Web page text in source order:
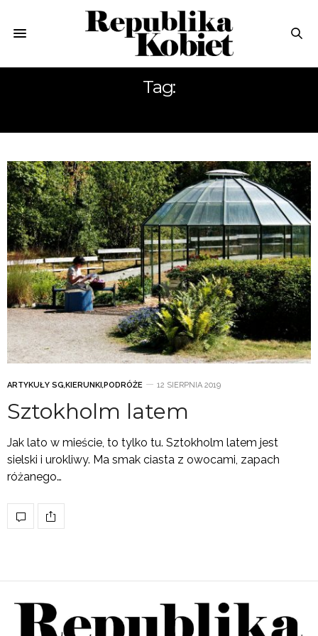
Tag:
ARTYKUŁY SG,KIERUNKI ,PODRÓŻE 12 SIERPNIA 2019
Sztokholm latem
Jak lato w mieście, to tylko tu. Sztokholm latem jest
sielski i urokliwy. Ma smak ciasta z owocami, zapach
różanego…